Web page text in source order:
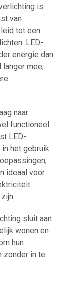
is
van
tot een
LED-
energie dan
langer mee,
naar
functioneel
LED-
het gebruik
ideaal voor
sluit aan
wonen en
hun
zonder in te